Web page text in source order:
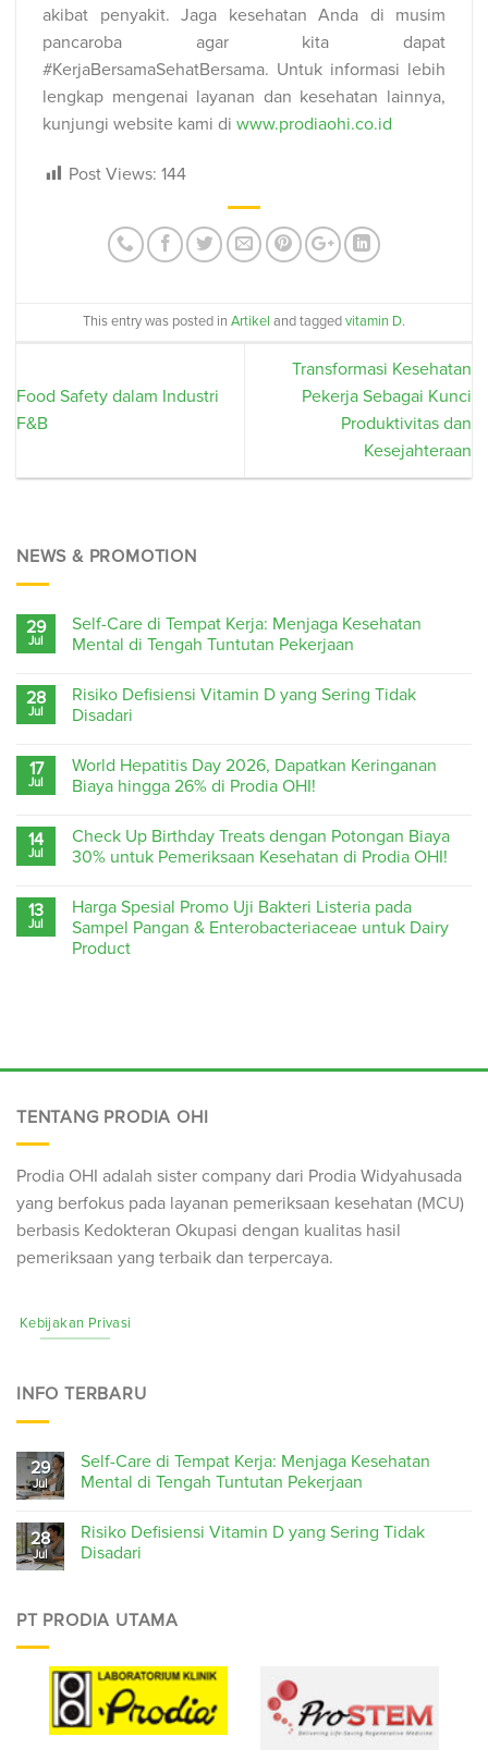
akibat penyakit. Jaga kesehatan Anda di musim
pancaroba agar kita dapat
#KerjaBersamaSehatBersama. Untuk informasi lebih
lengkap mengenai layanan dan kesehatan lainnya,
kunjungi website kami di www.prodiaohi.co.id
Post Views: 144
This entry was posted in Artikel and taggedvitamin D.
Food Safety dalam Industri
F&B
Transformasi Kesehatan
Pekerja Sebagai Kunci
Produktivitas dan
Kesejahteraan
NEWS & PROMOTION
29
Jul
Self-Care di Tempat Kerja: Menjaga Kesehatan
Mental di Tengah Tuntutan Pekerjaan
28
Jul
Risiko Defisiensi Vitamin D yang Sering Tidak
Disadari
17
Jul
World Hepatitis Day 2026, Dapatkan Keringanan
Biaya hingga 26% di Prodia OHI!
14
Jul
Check Up Birthday Treats dengan Potongan Biaya
30% untuk Pemeriksaan Kesehatan di Prodia OHI!
13
Jul
Harga Spesial Promo Uji Bakteri Listeria pada
Sampel Pangan & Enterobacteriaceae untuk Dairy
Product
TENTANG PRODIA OHI
Prodia OHI adalah sister company dari Prodia Widyahusada
yang berfokus pada layanan pemeriksaan kesehatan (MCU)
berbasis Kedokteran Okupasi dengan kualitas hasil
pemeriksaan yang terbaik dan terpercaya.
Kebijakan Privasi
INFO TERBARU
29
Jul
Self-Care di Tempat Kerja: Menjaga Kesehatan
Mental di Tengah Tuntutan Pekerjaan
28
Jul
Risiko Defisiensi Vitamin D yang Sering Tidak
Disadari
PT PRODIA UTAMA